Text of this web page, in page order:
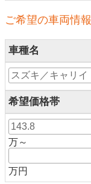
ご希望の車両情報
車種名
希望価格帯
万～
万円